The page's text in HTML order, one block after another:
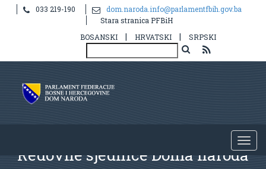
033 219-190
dom.naroda.info@parlamentfbih.gov.ba
Stara stranica PFBiH
BOSANSKI
| HRVATSKI | SRPSKI
Redovne sjednice Doma naroda